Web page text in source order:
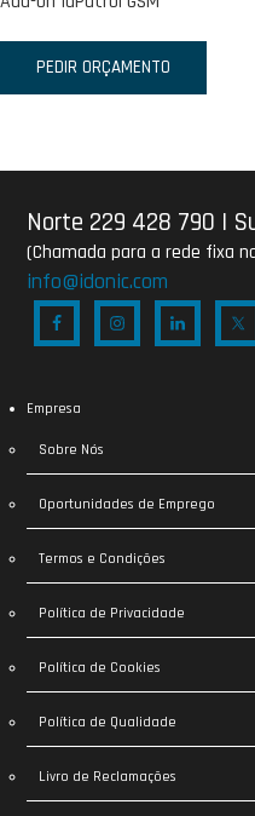
PEDIR ORÇAMENTO
Norte 229 428 790 |
(Chamada para a rede fixa
info@idonic.com
Empresa
Sobre Nós
Oportunidades de Emprego
Termos e Condições
Política de Privacidade
Política de Cookies
Política de Qualidade
Livro de Reclamações